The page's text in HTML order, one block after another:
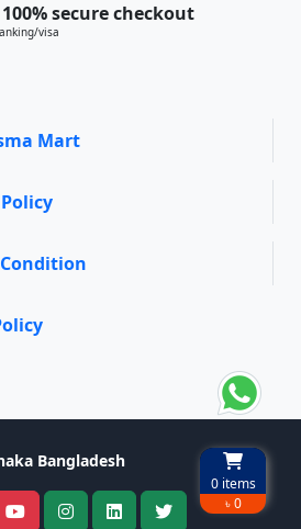
0items
৳ 0
secure checkout
visa
Mart
Bangladesh